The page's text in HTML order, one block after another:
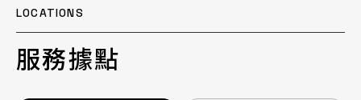
LOCATIONS
服務據點